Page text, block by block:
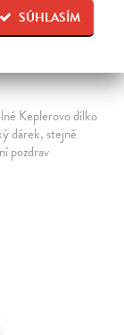
SÚHLASÍM
Keplerovo dílko
dárek, stejně
pozdrav